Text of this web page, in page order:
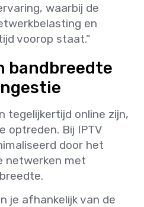
waarbij de
en
voorop staat.”
bandbreedte
tegelijkertijd online zijn,
optreden. Bij IPTV
door het
netwerken met
je afhankelijk van de